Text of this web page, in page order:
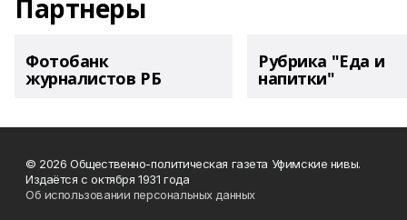
Партнеры
Фотобанк
журналистов РБ
Рубрика "Еда и
напитки"
© 2026 Общественно-политическая газета Уфимские нивы.
Издаётся с октября 1931 года
Об использовании персональных данных